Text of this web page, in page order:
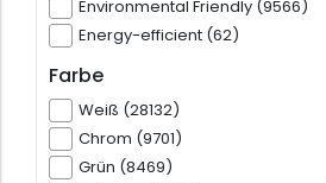
Environmental Friendly (9566)
Energy-efficient (62)
Farbe
Weiß (28132)
Chrom (9701)
Grün (8469)